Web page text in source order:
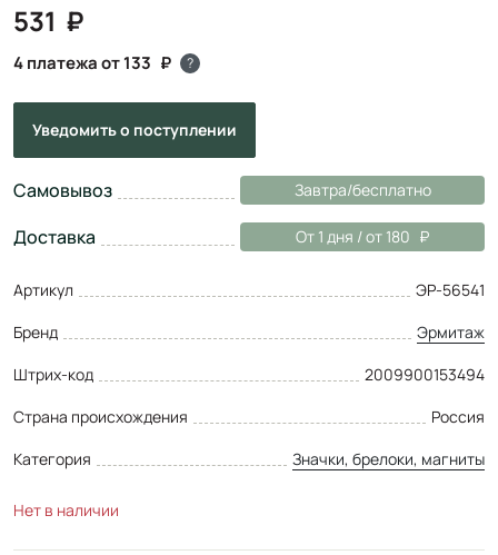
531
4 платежа от 133 ?
Уведомитьо поступлении
Самовывоз Завтра/бесплатно
Доставка От 1 дня / от 180
Артикул
ЭР-56541
Бренд
Эрмитаж
Штрих-код
2009900153494
Страна происхождения
Россия
Категория
Значки, брелоки, магниты
Нет в наличии